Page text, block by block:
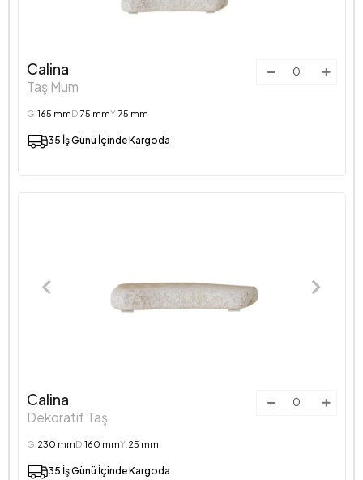
Calina
Taş Mum
G:165 mmD:75 mmY:75 mm
35 İş Günü İçinde Kargoda
Calina
Dekoratif Taş
G:230 mmD:160 mmY:25 mm
35 İş Günü İçinde Kargoda